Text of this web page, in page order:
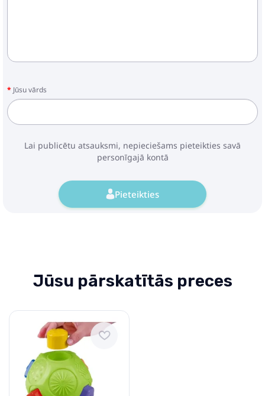
Jūsu vārds
Lai publicētu atsauksmi, nepieciešams pieteikties savā
personīgajā kontā
Pieteikties
Jūsu pārskatītās preces